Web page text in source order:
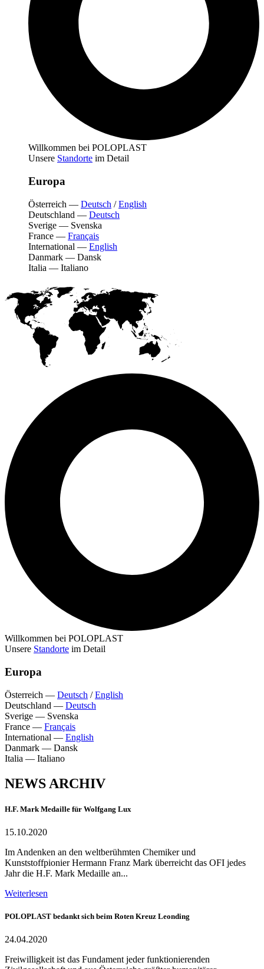
Willkommen bei POLOPLAST
Unsere Standorte im Detail
Europa
Österreich — Deutsch /English
Deutschland — Deutsch
Sverige — Svenska
France — Français
International — English
Danmark — Dansk
Italia — Italiano
Willkommen bei POLOPLAST
Unsere Standorte im Detail
Europa
Österreich — Deutsch /English
Deutschland — Deutsch
Sverige — Svenska
France — Français
International — English
Danmark — Dansk
Italia — Italiano
NEWS ARCHIV
H.F. Mark Medaille für Wolfgang Lux
15.10.2020
Im Andenken an den weltberühmten Chemiker und
Kunststoffpionier Hermann Franz Mark überreicht das OFI jedes
Jahr die H.F. Mark Medaille an...
Weiterlesen
POLOPLAST bedankt sich beim Roten Kreuz Leonding
24.04.2020
Freiwilligkeit ist das Fundament jeder funktionierenden